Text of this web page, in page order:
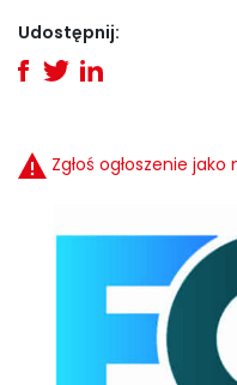
Udostępnij:
Zgłoś ogłoszenie